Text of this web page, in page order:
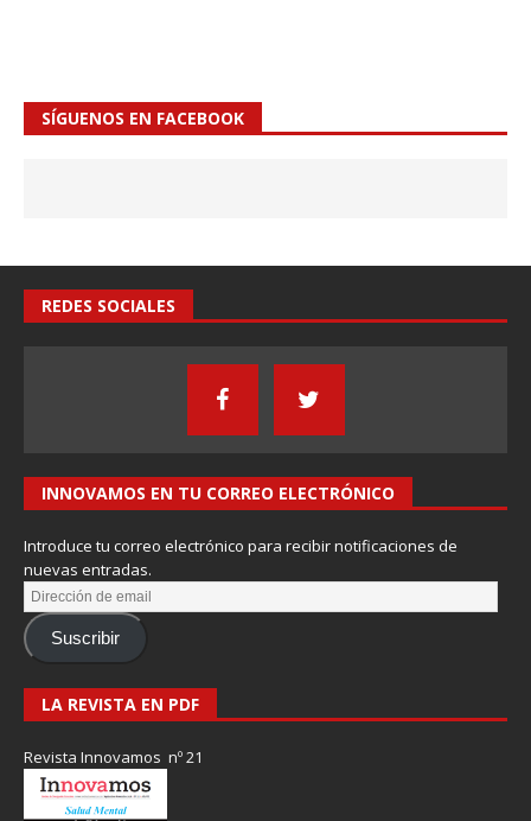
SÍGUENOS EN FACEBOOK
REDES SOCIALES
INNOVAMOS EN TU CORREO ELECTRÓNICO
Introduce tu correo electrónico para recibir notificaciones de
nuevas entradas.
Suscribir
LA REVISTA EN PDF
Revista Innovamos nº 21